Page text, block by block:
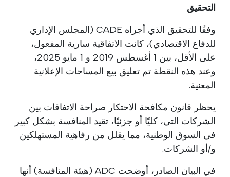
التحقيق
وفقًا للتحقيق الذي أجراه CADE (المجلس الإداري
للدفاع الاقتصادي)، كانت الاتفاقية سارية المفعول،
على الأقل، بين 1 أغسطس 2019 و 1 مايو 2025،
وعند هذه النقطة تم تعليق بيع المساحات الإعلانية
المعنية.
يحظر قانون مكافحة الاحتكار صراحة الاتفاقات بين
الشركات التي، كليًا أو جزئيًا، تقيد المنافسة بشكل كبير
في السوق الوطنية، مما يقلل من رفاهية المستهلكين
و/أو الشركات.
في البيان الصادر، أوضحت ADC (هيئة المنافسة) أنها